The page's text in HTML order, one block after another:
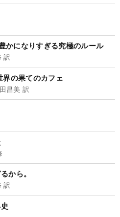
になりすぎる究極のルール
訳
の果てのカフェ
昌美 訳
から。
訳